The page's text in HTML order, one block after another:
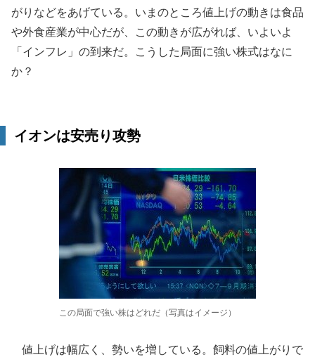
がりなどをあげている。いまのところ値上げの動きは食品
や外食産業が中心だが、この動きが広がれば、いよいよ
「インフレ」の到来だ。こうした局面に強い株式はなに
か？
イオンは安売り攻勢
この局面で強い株はどれだ（写真はイメージ）
値上げは幅広く、勢いを増している。飼料の値上がりで